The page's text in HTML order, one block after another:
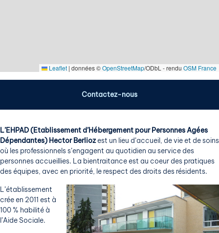
L’EHPAD (Etablissement d’Hébergement pour Personnes Agées
Dépendantes) Hector Berliozest un lieu d’accueil, de vie et de soins
où les professionnels s’engagent au quotidien au service des
personnes accueillies. La bientraitance est au coeur des pratiques
des équipes, avec en priorité, le respect des droits des résidents.
L’établissement
crée en 2011 est à
100 % habilité à
l’Aide Sociale.
Leaflet | données ©OpenStreetMap/ODbL - rendu OSM France
Contactez-nous